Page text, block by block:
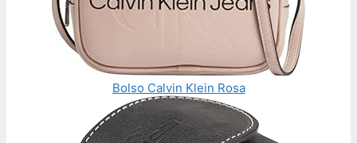
Bolso Calvin Klein Rosa